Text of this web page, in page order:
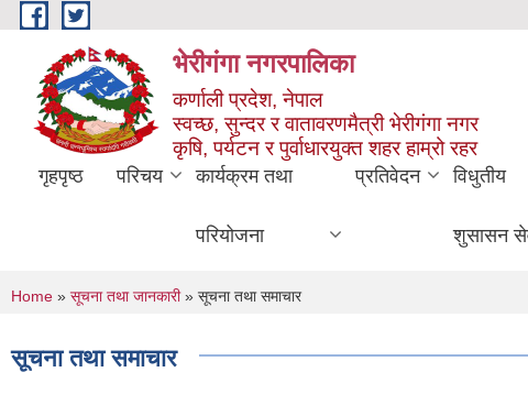
Skip to main content
भेरीगंगा नगरपालिका
कर्णाली प्रदेश, नेपाल
स्वच्छ, सुन्दर र वातावरणमैत्री भेरीगंगा नगर
कृषि, पर्यटन र पुर्वाधारयुक्त शहर हाम्रो रहर
गृहपृष्ठ परिचय कार्यक्रम तथा
परियोजना
प्रतिवेदन विधुतीय
शुसासन
You are here
Home » सूचना तथा जानकारी» सूचना तथा समाचार
सूचना तथा समाचार